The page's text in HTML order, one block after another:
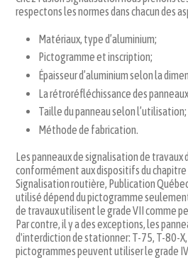
respectons les normes dans chacun des
Matériaux, type d’aluminium;
Pictogramme et inscription;
Épaisseur d’aluminium selon la
La rétroréfléchissance des
Taille du panneau selon l’utilisation;
Méthode de fabrication.
Les panneaux de signalisation de
conformément aux dispositifs du chapitre
Signalisation routière, Publication
utilisé dépend du pictogramme
de travaux utilisent le grade VII comme
Par contre, il y a des exceptions, les
d'interdiction de stationner: T-75, T-80-
pictogrammes peuvent utiliser le grade IV.